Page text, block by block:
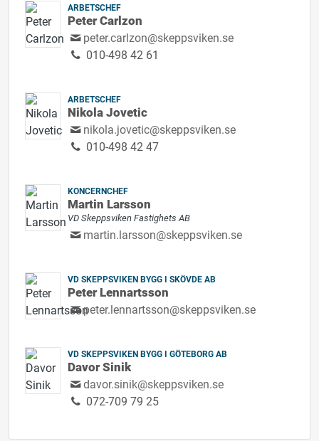
ARBETSCHEF
Peter Carlzon
peter.carlzon@skeppsviken.se
010-498 42 61
ARBETSCHEF
Nikola Jovetic
nikola.jovetic@skeppsviken.se
010-498 42 47
KONCERNCHEF
Martin Larsson
VD Skeppsviken Fastighets AB
martin.larsson@skeppsviken.se
VD SKEPPSVIKEN BYGG I SKÖVDE AB
Peter Lennartsson
peter.lennartsson@skeppsviken.se
VD SKEPPSVIKEN BYGG I GÖTEBORG AB
Davor Sinik
davor.sinik@skeppsviken.se
072-709 79 25